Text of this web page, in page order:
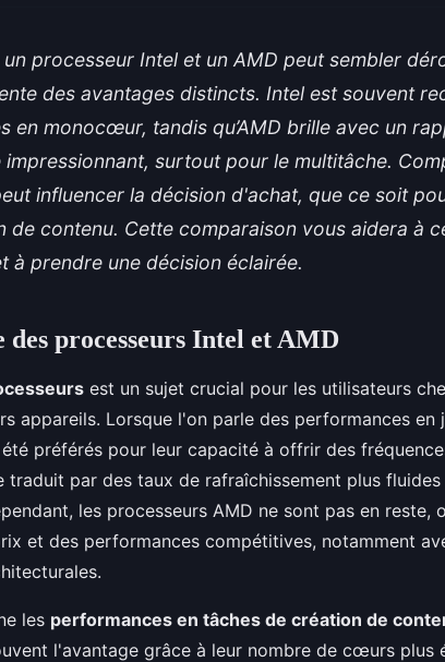
processeur Intel et un AMD peut sembler
des avantages distincts. Intel est souvent
en monocœur, tandis qu’AMD brille avec un
surtout pour le multitâche.
influencer la décision d'achat, que ce soit
de contenu. Cette comparaison vous aidera à
à prendre une décision éclairée.
des processeurs Intel et AMD
est un sujet crucial pour les utilisateurs
appareils. Lorsque l'on parle des performances en
préférés pour leur capacité à offrir des
traduit par des taux de rafraîchissement plus
les processeurs AMD ne sont pas en reste,
et des performances compétitives, notamment
les performances en tâches de création de
l'avantage grâce à leur nombre de cœurs plus